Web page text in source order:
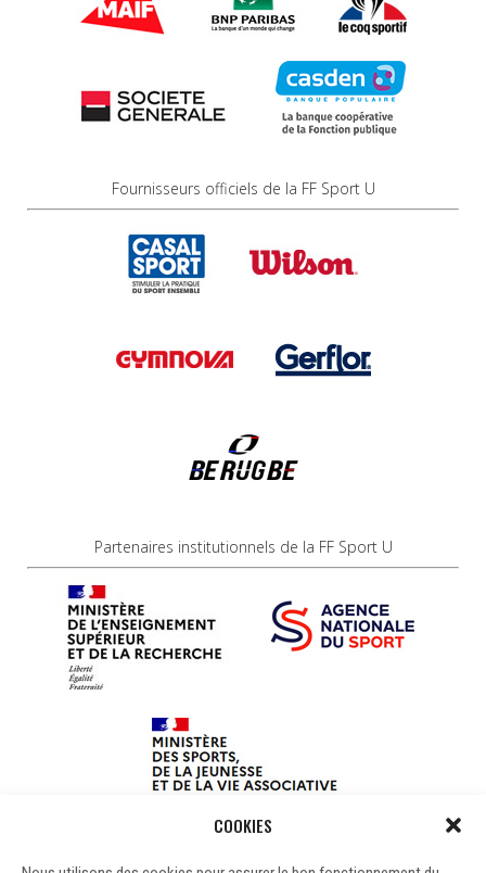
COOKIES
Fournisseurs officiels de la FF Sport U
Partenaires institutionnels de la FF Sport U